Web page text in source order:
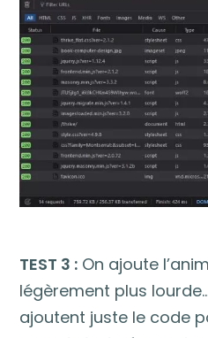
TEST 3 : On ajoute
légèrement plus
ajoutent juste le code